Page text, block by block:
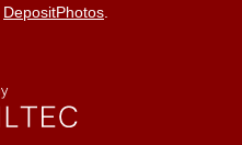
DepositPhotos